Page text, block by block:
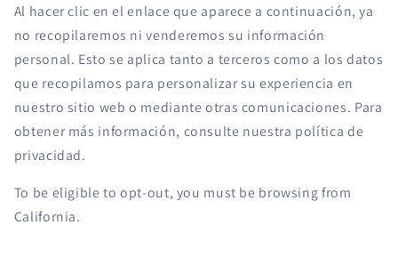
Al hacer clic en el enlace que aparece a continuación, ya
no recopilaremos ni venderemos su información
personal. Esto se aplica tanto a terceros como a los datos
que recopilamos para personalizar su experiencia en
nuestro sitio web o mediante otras comunicaciones. Para
obtener más información, consulte nuestra política de
privacidad.
To be eligible to opt-out, you must be browsing from
California.